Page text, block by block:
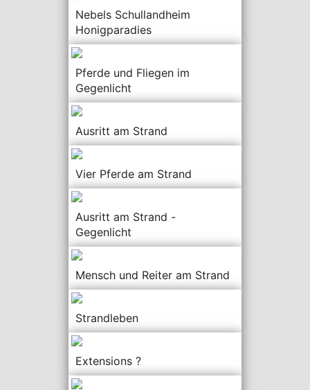
Nebels Schullandheim
Honigparadies
Pferde und Fliegen im
Gegenlicht
Ausritt am Strand
Vier Pferde am Strand
Ausritt am Strand -
Gegenlicht
Mensch und Reiter am Strand
Strandleben
Extensions ?